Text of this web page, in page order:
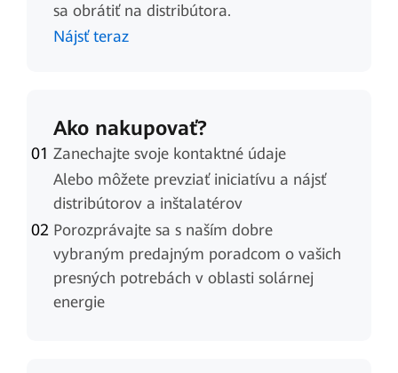
sa obrátiť na distribútora.
Nájsť teraz
Ako nakupovať?
Zanechajte svoje kontaktné údaje
Alebo môžete prevziať iniciatívu a nájsť
distribútorov a inštalatérov
Porozprávajte sa s naším dobre
vybraným predajným poradcom o vašich
presných potrebách v oblasti solárnej
energie